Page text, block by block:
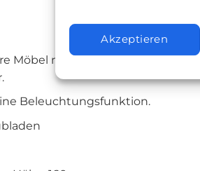
Akzeptieren
Möbel mit einem feuchten Tuch
Beleuchtungsfunktion.